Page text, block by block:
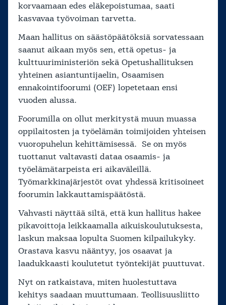
korvaamaan edes eläkepoistumaa, saati
kasvavaa työvoiman tarvetta.
Maan hallitus on säästöpäätöksiä sorvatessaan
saanut aikaan myös sen, että opetus- ja
kulttuuriministeriön sekä Opetushallituksen
yhteinen asiantuntijaelin, Osaamisen
ennakointifoorumi (OEF) lopetetaan ensi
vuoden alussa.
Foorumilla on ollut merkitystä muun muassa
oppilaitosten ja työelämän toimijoiden yhteisen
vuoropuhelun kehittämisessä. Se on myös
tuottanut valtavasti dataa osaamis- ja
työelämätarpeista eri aikaväleillä.
Työmarkkinajärjestöt ovat yhdessä kritisoineet
foorumin lakkauttamispäätöstä.
Vahvasti näyttää siltä, että kun hallitus hakee
pikavoittoja leikkaamalla aikuiskoulutuksesta,
laskun maksaa lopulta Suomen kilpailukyky.
Orastava kasvu nääntyy, jos osaavat ja
laadukkaasti koulutetut työntekijät puuttuvat.
Nyt on ratkaistava, miten huolestuttava
kehitys saadaan muuttumaan. Teollisuusliitto